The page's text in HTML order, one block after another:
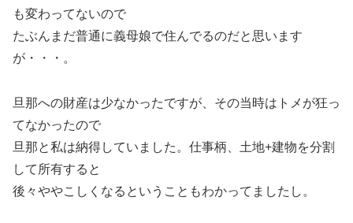
も変わってないので
たぶんまだ普通に義母娘で住んでるのだと思います
が・・・。
旦那への財産は少なかったですが、その当時はトメが狂っ
てなかったので
旦那と私は納得していました。仕事柄、土地+建物を分割
して所有すると
後々ややこしくなるということもわかってましたし。